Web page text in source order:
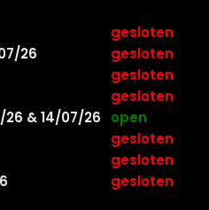
gesloten
26
gesloten
gesloten
gesloten
& 14/07/26
open
gesloten
gesloten
gesloten